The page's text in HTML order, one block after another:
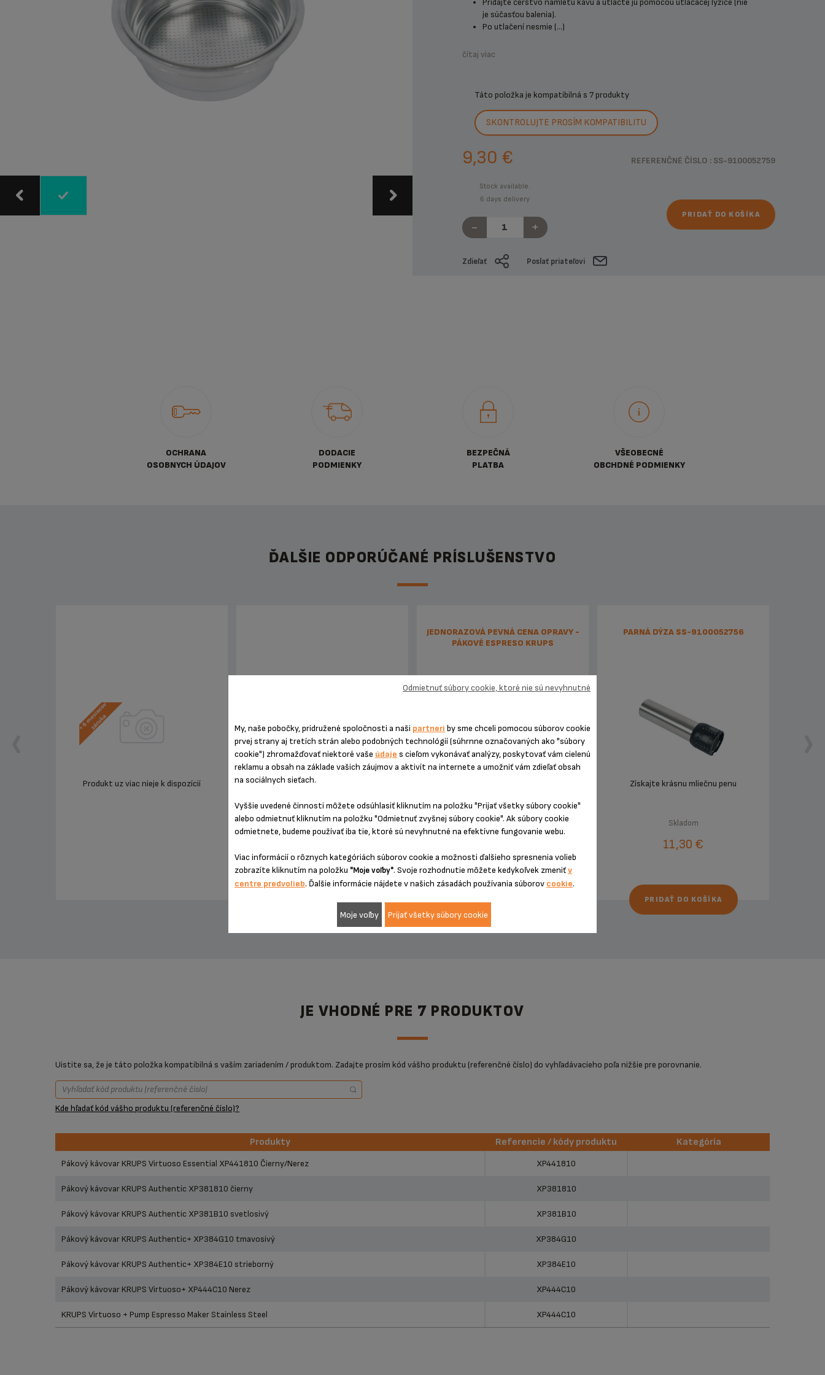
Pridajte čerstvo namletú kávu a utlačte ju pomocou utláčacej lyžice (nie
je súčasťou balenia).
Po utlačení nesmie (...)
čítaj viac
Táto položka je kompatibilná s 7 produkty
SKONTROLUJTE PROSÍM KOMPATIBILITU
REFERENČNÉ ČÍSLO : SS-9100052759
9,30 €
Stock available.
6 days delivery
- +
PRIDAŤ DO KOŠÍKA
Zdieľať Poslať priateľovi
OCHRANA
OSOBNYCH ÚDAJOV
DODACIE
PODMIENKY
BEZPEČNÁ
PLATBA
VŠEOBECNÉ
OBCHDNÉ PODMIENKY
ĎALŠIE ODPORÚČANÉ PRÍSLUŠENSTVO
Produkt uz viac nieje k dispozícií Produkt uz viac nieje k dispozícií
JEDNORAZOVÁ PEVNÁ CENA OPRAVY -
PÁKOVÉ ESPRESO KRUPS
75,99 €
PARNÁ DÝZA SS-9100052756
Získajte krásnu mliečnu penu
Skladom
11,30 €
PRIDAŤ DO KOŠÍKA
JE VHODNÉ PRE 7 PRODUKTOV
Uistite sa, že je táto položka kompatibilná s vaším zariadením / produktom. Zadajte prosím kód vášho produktu (referenčné číslo) do vyhľadávacieho poľa nižšie pre porovnanie.
Kde hľadať kód vášho produktu (referenčné číslo)?
Produkty Referencie / kódy produktu
Kategória
Produkty
Pákový kávovar KRUPS Virtuoso Essential XP441810 Čierny/Nerez XP441810
Pákový kávovar KRUPS Authentic XP381810 čierny XP381810
Pákový kávovar KRUPS Authentic XP381B10 svetlosivý XP381B10
Pákový kávovar KRUPS Authentic+ XP384G10 tmavosivý XP384G10
Pákový kávovar KRUPS Authentic+ XP384E10 strieborný XP384E10
Pákový kávovar KRUPS Virtuoso+ XP444C10 Nerez XP444C10
KRUPS Virtuoso + Pump Espresso Maker Stainless Steel XP444C10
My, naše pobočky, pridružené spoločnosti a naši partneri by sme chceli pomocou súborov cookie
prvej strany aj tretích strán alebo podobných technológií (súhrnne označovaných ako "súbory
cookie") zhromažďovať niektoré vaše údaje s cieľom vykonávať analýzy, poskytovať vám cielenú
reklamu a obsah na základe vašich záujmov a aktivít na internete a umožniť vám zdieľať obsah
na sociálnych sieťach.
Vyššie uvedené činnosti môžete odsúhlasiť kliknutím na položku "Prijať všetky súbory cookie"
alebo odmietnuť kliknutím na položku "Odmietnuť zvyšnej súbory cookie". Ak súbory cookie
odmietnete, budeme používať iba tie, ktoré sú nevyhnutné na efektívne fungovanie webu.
Viac informácií o rôznych kategóriách súborov cookie a možnosti ďalšieho spresnenia volieb
zobrazíte kliknutím na položku "Moje voľby". Svoje rozhodnutie môžete kedykoľvek zmeniťv
centre predvolieb. Ďalšie informácie nájdete v našich zásadách používania súborov cookie.
Odmietnuť súbory cookie, ktoré nie sú nevyhnutné
Moje voľby Prijať všetky súbory cookie